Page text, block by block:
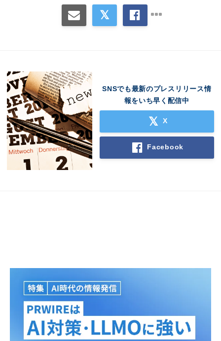
SNSでも最新のプレスリリース情
報をいち早く配信中
X
Facebook
English